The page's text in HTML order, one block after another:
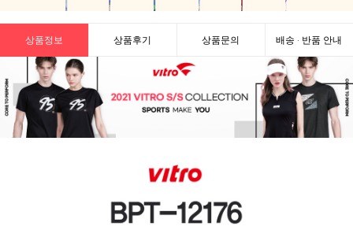
상품정보 상품후기 상품문의 배송 · 반품 안내